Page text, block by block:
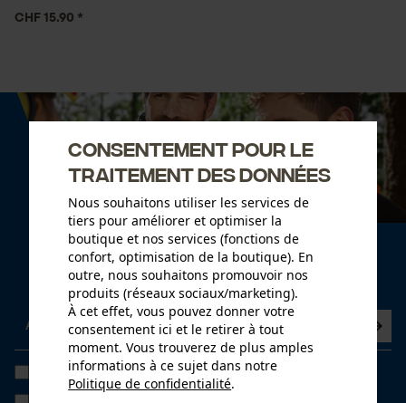
CHF 15.90 *
Newsletter
Abonnez-vous maintenant à la newsletter
J'ai lu lapolitique de confidentialité et je l'accepte. *
Consentement pour le
traitement des données
Nous souhaitons utiliser les services de
tiers pour améliorer et optimiser la
boutique et nos services (fonctions de
confort, optimisation de la boutique). En
outre, nous souhaitons promouvoir nos
produits (réseaux sociaux/marketing).
À cet effet, vous pouvez donner votre
consentement ici et le retirer à tout
moment. Vous trouverez de plus amples
informations à ce sujet dans notre
Politique de confidentialité.
partager